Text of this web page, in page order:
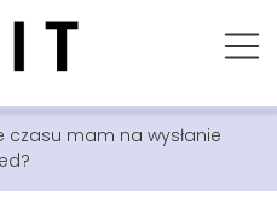
czasu mam na wysłanie